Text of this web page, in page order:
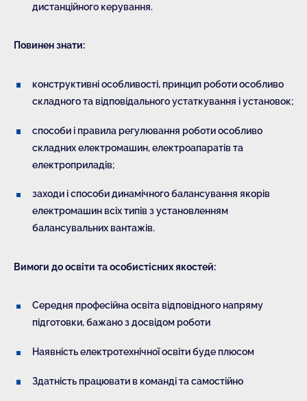
дистанційного керування.
Повинен знати:
конструктивні особливості, принцип роботи особливо
складного та відповідального устаткування і установок;
способи і правила регулювання роботи особливо
складних електромашин, електроапаратів та
електроприладів;
заходи і способи динамічного балансування якорів
електромашин всіх типів з установленням
балансувальних вантажів.
Вимоги до освіти та особистісних якостей:
Середня професійна освіта відповідного напряму
підготовки, бажано з досвідом роботи
Наявність електротехнічної освіти буде плюсом
Здатність працювати в команді та самостійно